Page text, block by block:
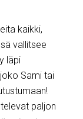
kaikki,
vallitsee
läpi
Sami tai
paljon